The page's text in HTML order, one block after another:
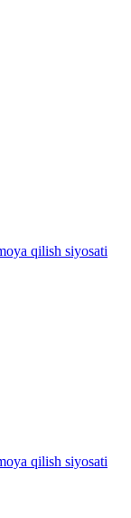
qilish siyosati
qilish siyosati